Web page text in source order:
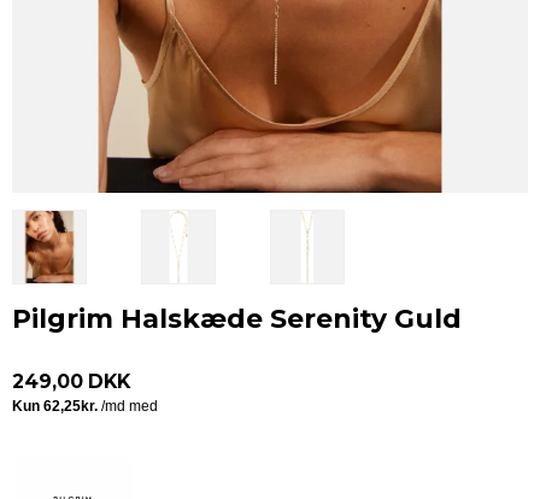
Pilgrim Halskæde Serenity Guld
249,00 DKK